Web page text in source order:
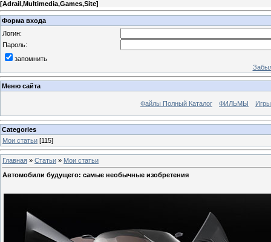
[Adrail,Multimedia,Games,Site]
Форма входа
Логин:
Пароль:
запомнить
Меню сайта
Файлы Полный Каталог ФИЛЬМЫ
Categories
Мои статьи [115]
Главная » Статьи » Мои статьи
Автомобили будущего: самые необычные изобретения